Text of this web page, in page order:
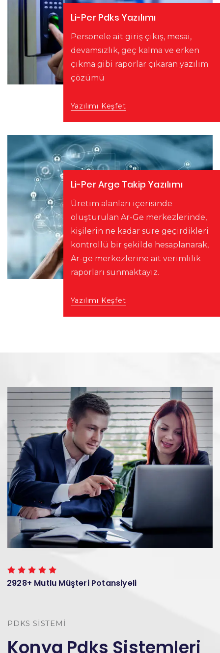
Li-Per Pdks Yazılımı
Personele ait giriş çıkış, mesai,
devamsızlık, geç kalma ve erken
çıkma gibi raporlar çıkaran yazılım
çözümü
Yazılımı Keşfet
Li-Per Arge Takip Yazılımı
Üretim alanları içerisinde
oluşturulan Ar-Ge merkezlerinde,
kişilerin ne kadar süre geçirdikleri
kontrollü bir şekilde hesaplanarak,
Ar-ge merkezlerine ait verimlilik
raporları sunmaktayız.
Yazılımı Keşfet
2928+ Mutlu Müşteri Potansiyeli
PDKS SISTEMI
Konya Pdks Sistemleri